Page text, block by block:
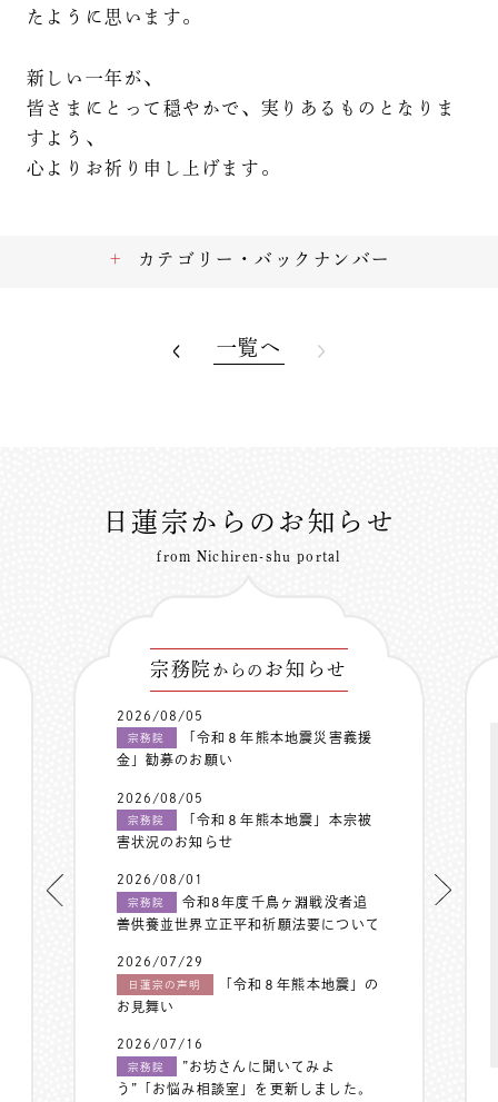
たように思います。
新しい一年が、
皆さまにとって穏やかで、実りあるものとなりま
すよう、
心よりお祈り申し上げます。
カテゴリー・バックナンバー
一覧へ
日蓮宗からのお知らせ
from Nichiren-shu portal
宗務院 からの お知らせ
2026/08/05
宗務院
「令和８年熊本地震災害義援
金」勧募のお願い
2026/08/05
宗務院
「令和８年熊本地震」本宗被
害状況のお知らせ
2026/08/01
宗務院
令和8年度千鳥ヶ淵戦没者追
善供養並世界立正平和祈願法要について
2026/07/29
日蓮宗の声明
「令和８年熊本地震」の
お見舞い
2026/07/16
宗務院
”お坊さんに聞いてみよ
う”「お悩み相談室」を更新しました。